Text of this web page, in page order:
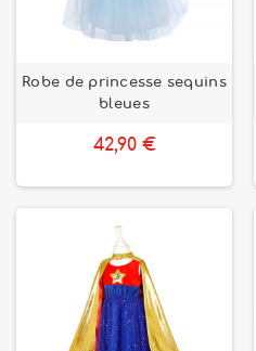
Robe de princesse sequins
bleues
42,90 €